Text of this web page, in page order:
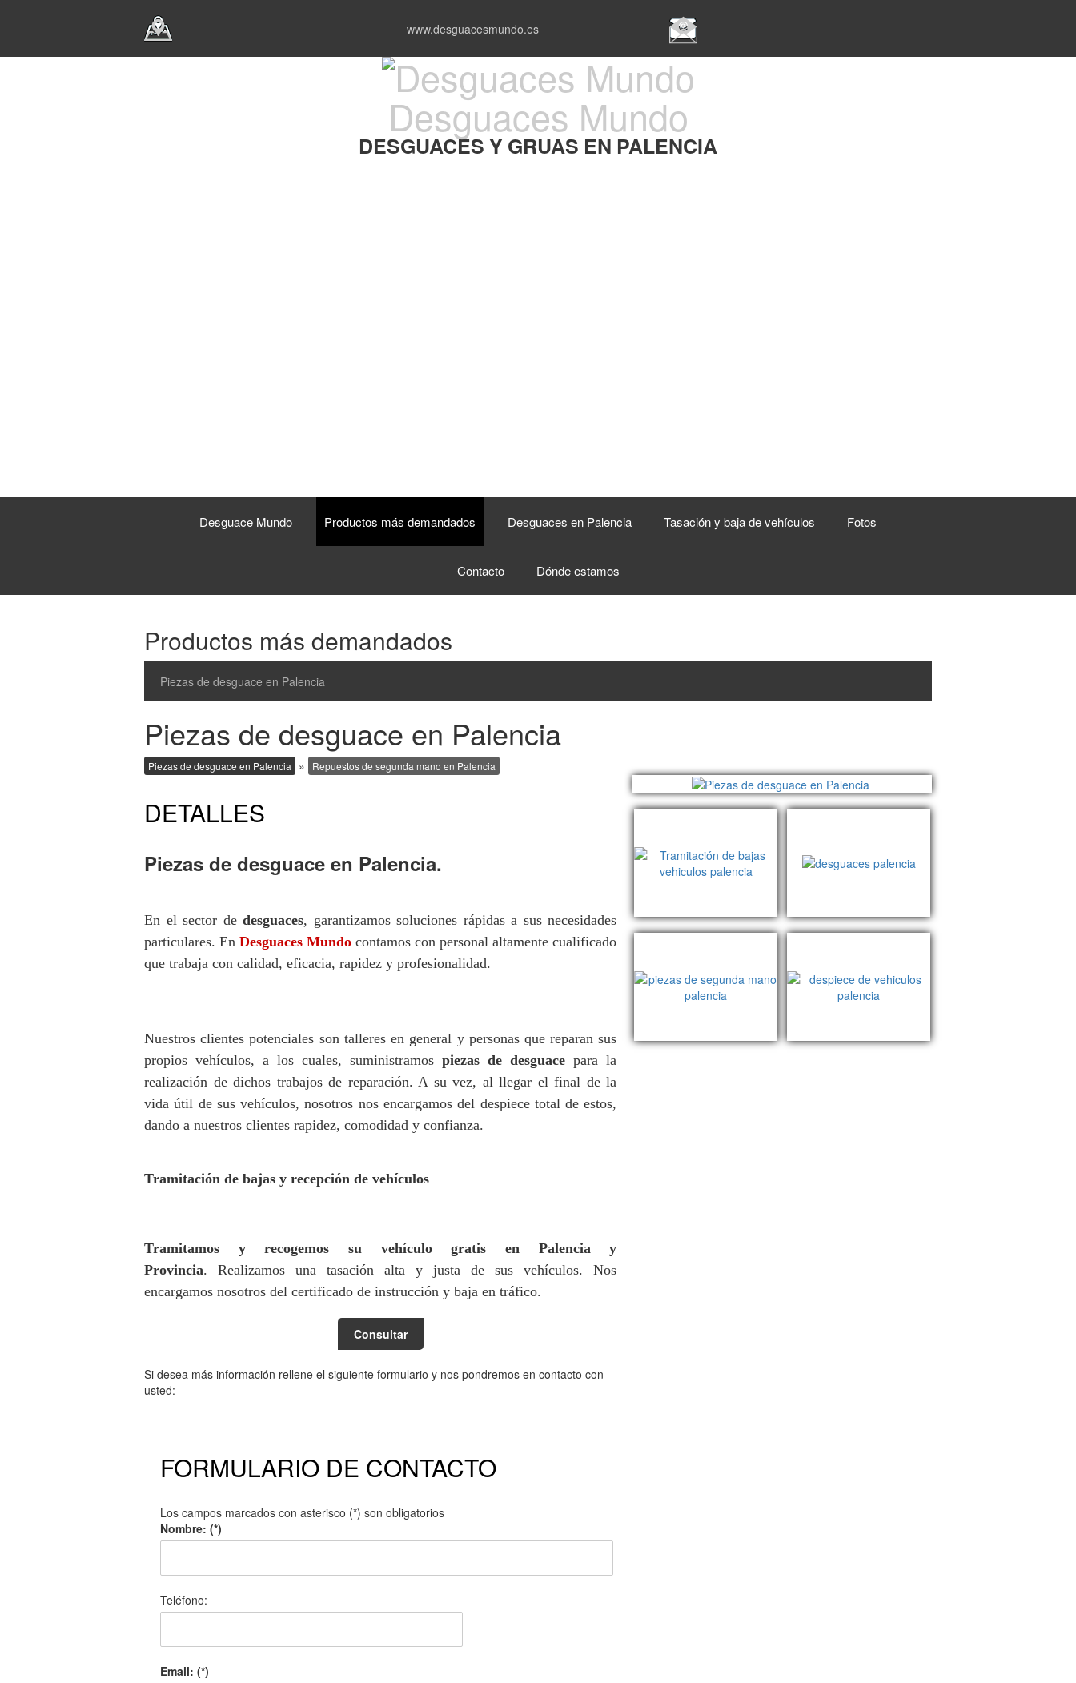
www.desguacesmundo.es
Desguaces Mundo
DESGUACES Y GRUAS EN PALENCIA
Desguace Mundo Productos más demandados Desguaces en Palencia Tasación y baja de vehículos Fotos
Contacto Dónde estamos
Productos más demandados
Piezas de desguace en Palencia
Piezas de desguace en Palencia
Piezas de desguace en Palencia » Repuestos de segunda mano en Palencia
DETALLES
Piezas de desguace en Palencia.
En el sector dedesguaces, garantizamos soluciones rápidas a sus necesidades
particulares. EnDesguaces Mundo contamos con personal altamente cualificado
que trabaja con calidad, eficacia, rapidez y profesionalidad.
Nuestros clientes potenciales son talleres en general y personas que reparan sus
propios vehículos, a los cuales, suministramospiezas de desguace para la
realización de dichos trabajos de reparación. A su vez, al llegar el final de la
vida útil de sus vehículos, nosotros nos encargamos del despiece total de estos,
dando a nuestros clientes rapidez, comodidad y confianza.
Tramitación de bajas y recepción de vehículos
Tramitamos y recogemos su vehículo gratis en Palencia y
Provincia. Realizamos una tasación alta y justa de sus vehículos. Nos
encargamos nosotros del certificado de instrucción y baja en tráfico.
Consultar
Si desea más información rellene el siguiente formulario y nos pondremos en contacto con
usted:
FORMULARIO DE CONTACTO
Los campos marcados con asterisco (*) son obligatorios
Nombre: (*)
Teléfono:
Email: (*)